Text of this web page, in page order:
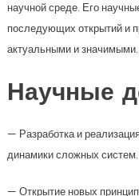
научной среде. Его
последующих открытий и
актуальными и значимыми.
Научные
— Разработка и
динамики сложных систем.
— Открытие новых